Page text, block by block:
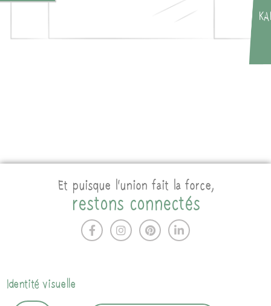
Et puisque l’union fait la force,
restons connectés
Identité visuelle